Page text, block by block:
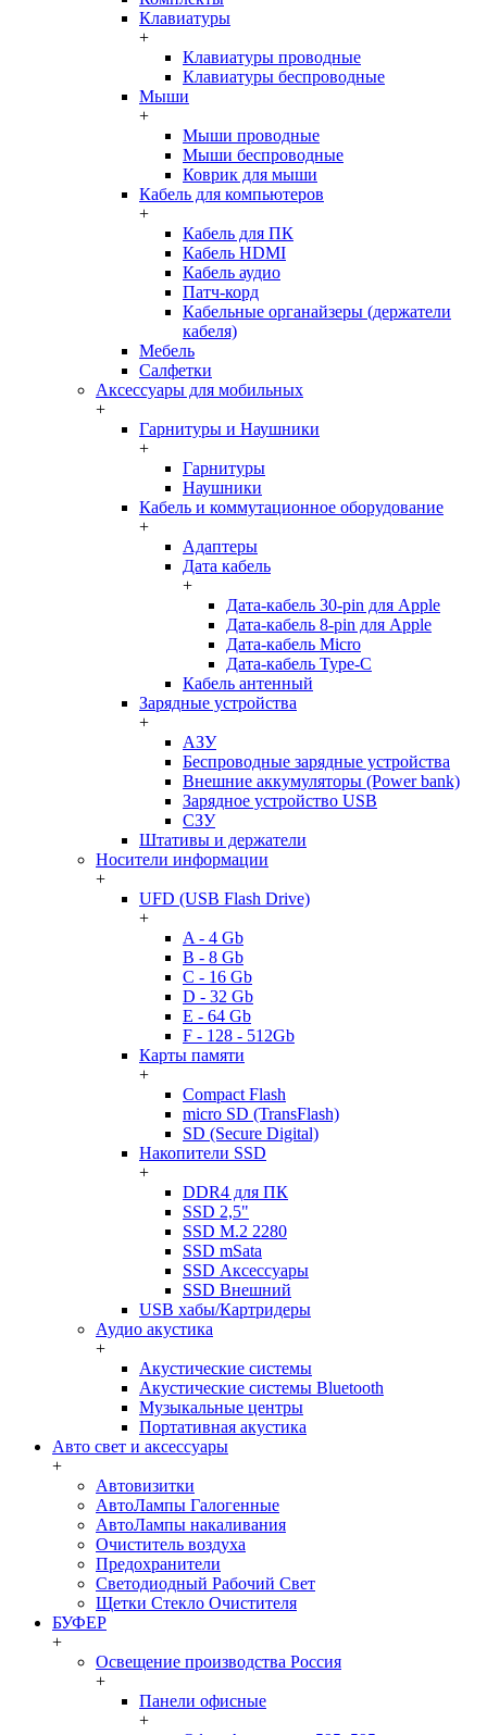
Клавиатуры
+
Клавиатуры проводные
Клавиатуры беспроводные
Мыши
+
Мыши проводные
Мыши беспроводные
Коврик для мыши
Кабель для компьютеров
+
Кабель для ПК
Кабель HDMI
Кабель аудио
Патч-корд
Кабельные органайзеры (держатели
кабеля)
Мебель
Салфетки
Аксессуары для мобильных
+
Гарнитуры и Наушники
+
Гарнитуры
Наушники
Кабель и коммутационное оборудование
+
Адаптеры
Дата кабель
+
Дата-кабель 30-pin для Apple
Дата-кабель 8-pin для Apple
Дата-кабель Micro
Дата-кабель Type-C
Кабель антенный
Зарядные устройства
+
АЗУ
Беспроводные зарядные устройства
Внешние аккумуляторы (Power bank)
Зарядное устройство USB
СЗУ
Штативы и держатели
Носители информации
+
UFD (USB Flash Drive)
+
A - 4 Gb
B - 8 Gb
C - 16 Gb
D - 32 Gb
E - 64 Gb
F - 128 - 512Gb
Карты памяти
+
Compact Flash
micro SD (TransFlash)
SD (Secure Digital)
Накопители SSD
+
DDR4 для ПК
SSD 2,5"
SSD M.2 2280
SSD mSata
SSD Аксессуары
SSD Внешний
USB хабы/Картридеры
Аудио акустика
+
Акустические системы
Акустические системы Bluetooth
Музыкальные центры
Портативная акустика
Авто свет и аксессуары
+
Автовизитки
АвтоЛампы Галогенные
АвтоЛампы накаливания
Очиститель воздуха
Предохранители
Светодиодный Рабочий Свет
Щетки Стекло Очистителя
БУФЕР
+
Освещение производства Россия
+
Панели офисные
+